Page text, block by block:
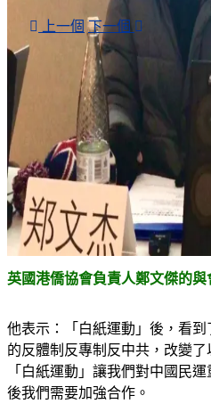
上一個 下一個
沒有結果
查看所有結果
英國港僑協會負責人鄭文傑的
他表示：「白紙運動」後，看
的反體制反專制反中共，改變
「白紙運動」讓我們對中國民
後我們需要加強合作。